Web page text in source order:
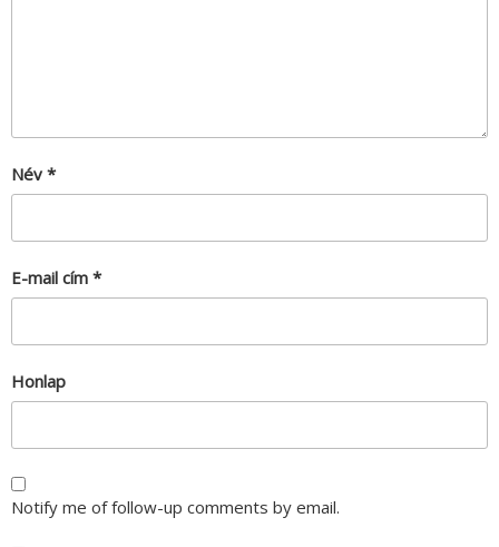
Név *
E-mail cím *
Honlap
Notify me of follow-up comments by email.